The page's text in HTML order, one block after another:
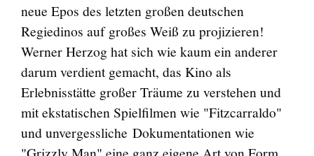
neue Epos des letzten großen deutschen
Regiedinos auf großes Weiß zu projizieren!
Werner Herzog hat sich wie kaum ein anderer
darum verdient gemacht, das Kino als
Erlebnisstätte großer Träume zu verstehen und
mit ekstatischen Spielfilmen wie "Fitzcarraldo"
und unvergessliche Dokumentationen wie
"Grizzly Man" eine ganz eigene Art von Form